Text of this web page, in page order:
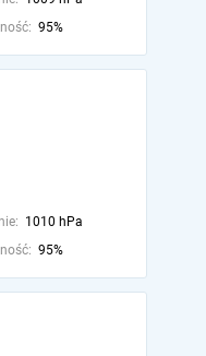
95%
1010 hPa
95%